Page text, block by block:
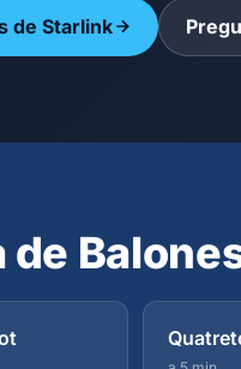
de Starlink
de